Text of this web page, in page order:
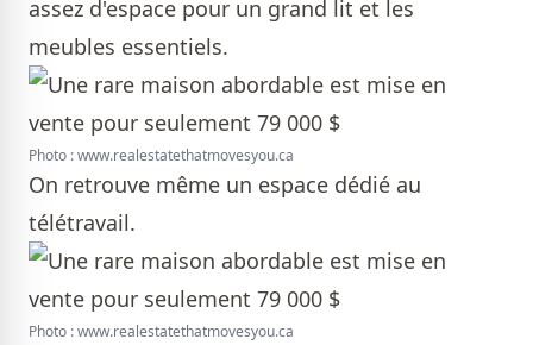
assez d'espace pour un grand lit et les
meubles essentiels.
Photo : www.realestatethatmovesyou.ca
On retrouve même un espace dédié au
télétravail.
Photo : www.realestatethatmovesyou.ca